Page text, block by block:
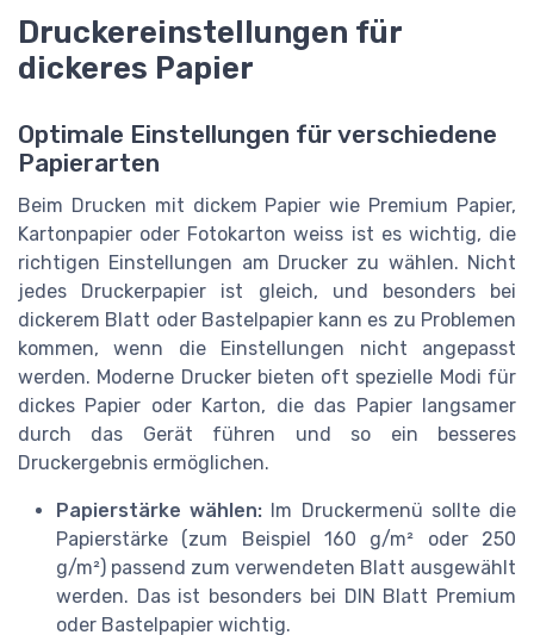
Druckereinstellungen für
dickeres Papier
Optimale Einstellungen für verschiedene
Papierarten
Beim Drucken mit dickem Papier wie Premium Papier,
Kartonpapier oder Fotokarton weiss ist es wichtig, die
richtigen Einstellungen am Drucker zu wählen. Nicht
jedes Druckerpapier ist gleich, und besonders bei
dickerem Blatt oder Bastelpapier kann es zu Problemen
kommen, wenn die Einstellungen nicht angepasst
werden. Moderne Drucker bieten oft spezielle Modi für
dickes Papier oder Karton, die das Papier langsamer
durch das Gerät führen und so ein besseres
Druckergebnis ermöglichen.
Papierstärke wählen: Im Druckermenü sollte die
Papierstärke (zum Beispiel 160 g/m² oder 250
g/m²) passend zum verwendeten Blatt ausgewählt
werden. Das ist besonders bei DIN Blatt Premium
oder Bastelpapier wichtig.